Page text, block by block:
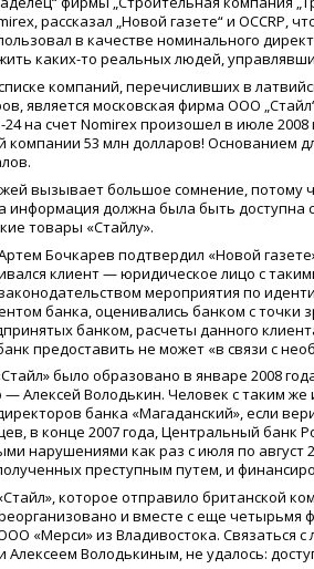
рассказал „Новой газете“ и
в качестве номинального
каких-то реальных людей,
компаний, перечисливших в
является московская фирма ООО
24 на счет Nomirex произошел в июле
компании 53 млн долларов! Основанием
вызывает большое сомнение, потому
информация должна была быть доступна
товары «Стайлу».
Бочкарев подтвердил «Новой
клиент — юридическое лицо с
мероприятия по
банка, оценивались банком с точки
банком, расчеты данного
предоставить не может «в связи с
Стайл» было образовано в январе 2008
Алексей Володькин. Человек с таким
банка «Магаданский», если
в конце 2007 года, Центральный банк
нарушениями как раз с июля по август
преступным путем, и
Стайл», которое отправило британской
и вместе с еще
«Мерси» из Владивостока.
Алексеем Володькиным, не удалось: